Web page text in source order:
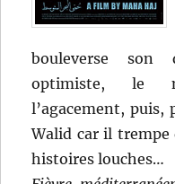
bouleverse son
optimiste, le
l’agacement, puis,
Walid car il trempe
histoires louches…